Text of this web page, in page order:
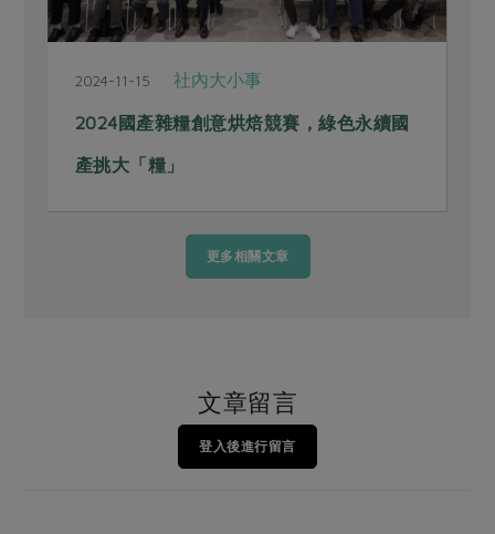
2024-11-15 社內大小事
2024國產雜糧創意烘焙競賽，綠色永續國
產挑大「糧」
更多相關文章
文章留言
登入後進行留言